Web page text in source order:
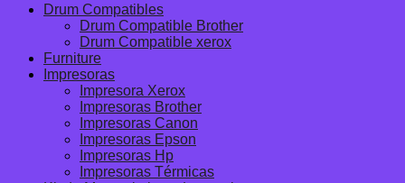
Drum Compatibles
Drum Compatible Brother
Drum Compatible xerox
Furniture
Impresoras
Impresora Xerox
Impresoras Brother
Impresoras Canon
Impresoras Epson
Impresoras Hp
Impresoras Térmicas